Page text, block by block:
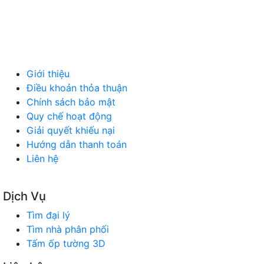
Giới thiệu
Điều khoản thỏa thuận
Chính sách bảo mật
Quy chế hoạt động
Giải quyết khiếu nại
Hướng dẫn thanh toán
Liên hệ
Dịch Vụ
Tìm đại lý
Tìm nhà phân phối
Tấm ốp tường 3D